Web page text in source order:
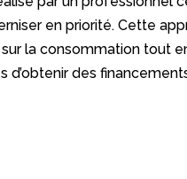
en priorité. Cette
la consommation tout
d’obtenir des